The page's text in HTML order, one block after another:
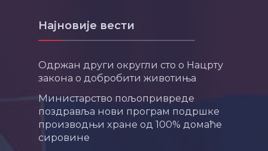
Најновије вести
Одржан други округли сто о Нацрту
закона о добробити животиња
Министарство пољопривреде
поздравља нови програм подршке
производњи хране од 100% домаће
сировине